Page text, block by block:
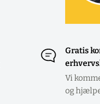
Gratis
Vi
og